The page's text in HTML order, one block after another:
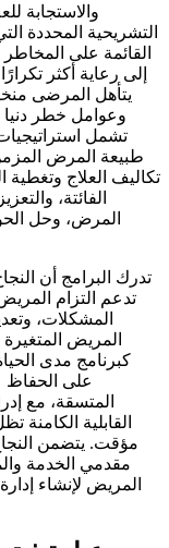
والاستجابة
التشريحية المحددة
القائمة على
إلى رعاية أكثر
يتأهل المرضى
وعوامل خطر
تشمل
طبيعة المرض
تكاليف العلاج وتغطية
الفائتة،
المرض، وحل
تدرك البرامج أن
تدعم التزام
المشكلات،
المريض
كبرنامج مدى
على الحفاظ
المتسقة، مع
القابلية الكامنة
مؤقت. يتضمن
مقدمي الخدمة
المريض لإنشاء